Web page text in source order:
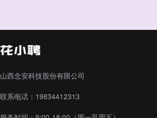
山西念安科技股份有限公司
联系电话：19834412313